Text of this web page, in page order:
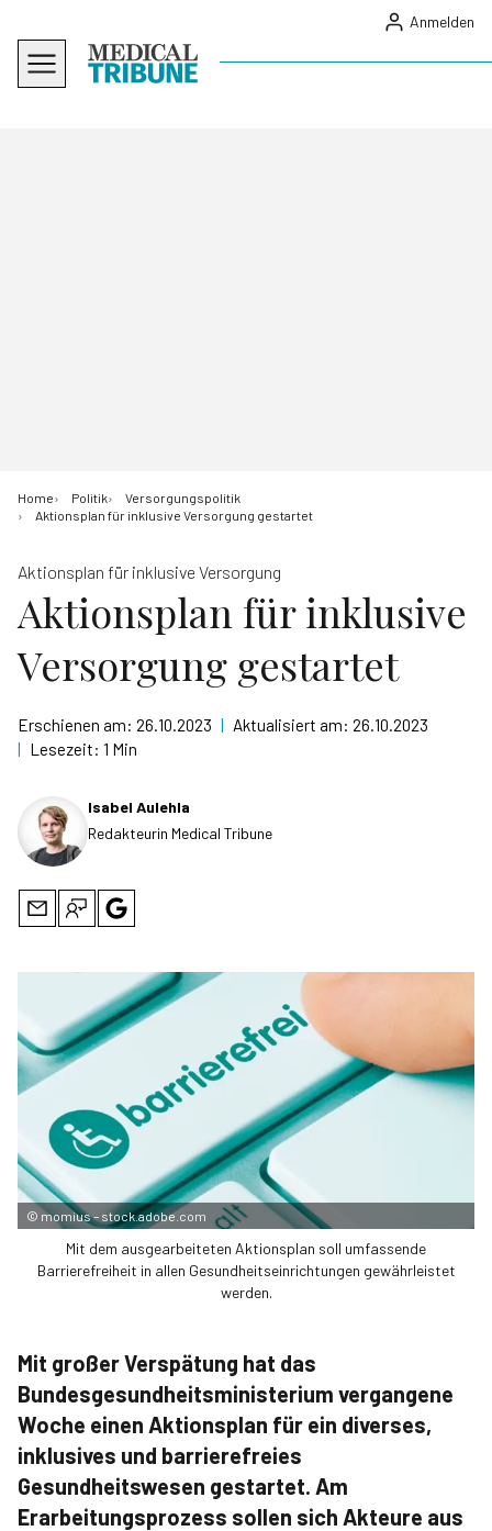
Anmelden
Home Politik
Versorgungspolitik
Aktionsplan für inklusive Versorgung gestartet
Aktionsplan für inklusive Versorgung
Aktionsplan für inklusive
Versorgung gestartet
Erschienen am: 26.10.2023 | Aktualisiert am: 26.10.2023
| Lesezeit: 1 Min
Isabel Aulehla
Redakteurin Medical Tribune
© momius – stock.adobe.com
Mit dem ausgearbeiteten Aktionsplan soll umfassende
Barrierefreiheit in allen Gesundheitseinrichtungen gewährleistet
werden.
Mit großer Verspätung hat das
Bundesgesundheitsministerium vergangene
Woche einen Aktionsplan für ein diverses,
inklusives und barrierefreies
Gesundheitswesen gestartet. Am
Erarbeitungsprozess sollen sich Akteure aus